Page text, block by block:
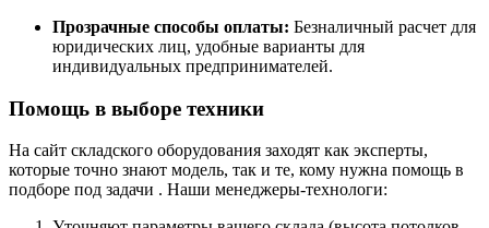
Прозрачные способы оплаты: Безналичный расчет для
юридических лиц, удобные варианты для
индивидуальных предпринимателей.
Помощь в выборе техники
На сайт складского оборудования заходят как эксперты,
которые точно знают модель, так и те, кому нужна помощь в
подборе под задачи . Наши менеджеры-технологи: